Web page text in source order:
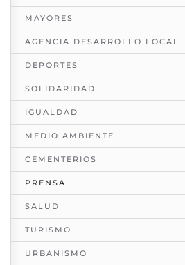
MAYORES
AGENCIA DESARROLLO LOCAL
DEPORTES
SOLIDARIDAD
IGUALDAD
MEDIO AMBIENTE
CEMENTERIOS
PRENSA
SALUD
TURISMO
URBANISMO